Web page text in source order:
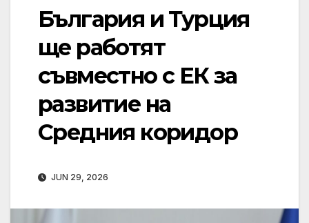
България и Турция
ще работят
съвместно с ЕК за
развитие на
Средния коридор
JUN 29, 2026